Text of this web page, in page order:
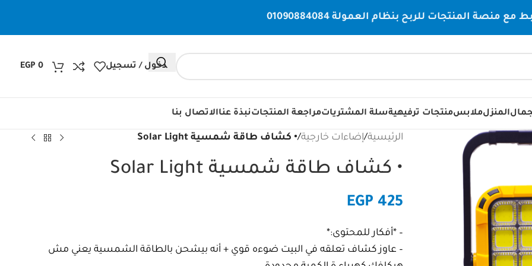
المنتجات للربح بنظام العمولة 01090884084
دخول / تسجيل EGP 0
المنزلملابسمنتجات ترفيهيةسلة المشترياتمراجعة المنتجاتنبذة عناالاتصال بنا
الرئيسية/إضاءات خارجية/• كشاف طاقة شمسية Solar Light
• كشاف طاقة شمسية Solar Light
EGP 425
– *أفكار للمحتوى:*
– عاوز كشاف تعلقه في البيت ضوءه قوي + أنه بيشحن بالطاقة الشمسية يعني مش